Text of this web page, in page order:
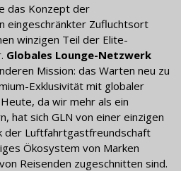
das Konzept der
eingeschränkter Zufluchtsort
winzigen Teil der Elite-
Globales Lounge-Netzwerk
Mission: das Warten neu zu
Exklusivität mit globaler
da wir mehr als ein
hat sich GLN von einer einzigen
der Luftfahrtgastfreundschaft
Ökosystem von Marken
Reisenden zugeschnitten sind.